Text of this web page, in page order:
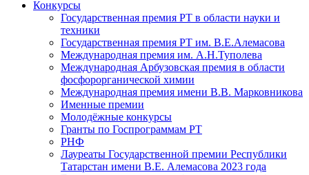
Конкурсы
Государственная премия РТ в области науки и
техники
Государственная премия РТ им. В.Е.Алемасова
Международная премия им. А.Н.Туполева
Международная Арбузовская премия в области
фосфорорганической химии
Международная премия имени В.В. Марковникова
Именные премии
Молодёжные конкурсы
Гранты по Госпрограммам РТ
РНФ
Лауреаты Государственной премии Республики
Татарстан имени В.Е. Алемасова 2023 года